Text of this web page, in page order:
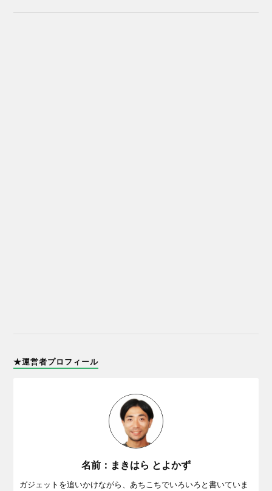
★運営者プロフィール
名前：まきはら とよかず
ガジェットを追いかけながら、あちこちでいろいろと書いていま